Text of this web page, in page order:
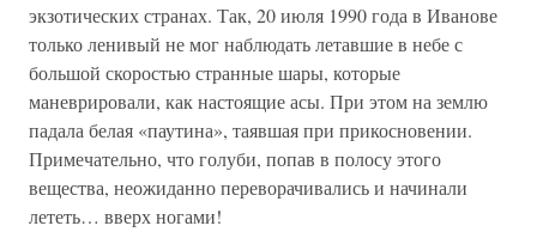
экзотических странах. Так, 20 июля 1990 года в Иванове
только ленивый не мог наблюдать летавшие в небе с
большой скоростью странные шары, которые
маневрировали, как настоящие асы. При этом на землю
падала белая «паутина», таявшая при прикосновении.
Примечательно, что голуби, попав в полосу этого
вещества, неожиданно переворачивались и начинали
лететь… вверх ногами!